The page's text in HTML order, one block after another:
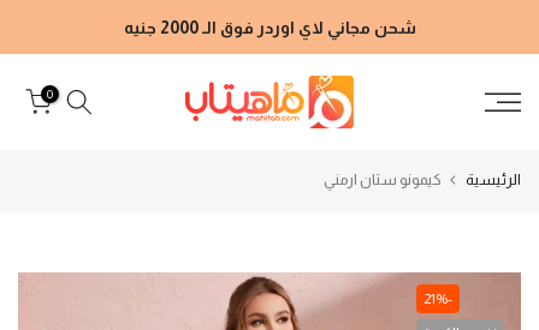
إلى
شحن مجاني لاي اوردر فوق الـ 2000 جنيه
0
الرئيسية كيمونو ستان ارمني
-21%